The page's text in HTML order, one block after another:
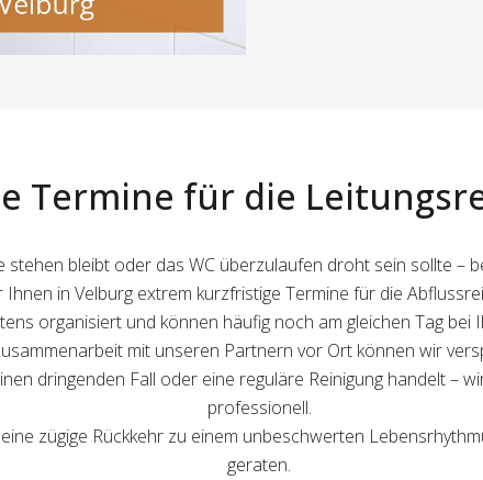
Termine für die
stehen bleibt oder das WC überzulaufen droht sein sollte –
in Velburg extrem kurzfristige Termine für die
organisiert und können häufig noch am gleichen Tag
mit unseren Partnern vor Ort können wir
dringenden Fall oder eine reguläre Reinigung handelt –
professionell.
zügige Rückkehr zu einem unbeschwerten
geraten.